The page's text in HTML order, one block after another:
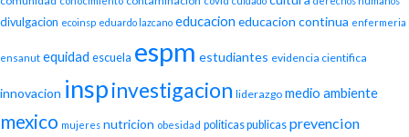
divulgacion ecoinsp eduardo lazcano educacion educacion continua enfermeria
ensanut equidad escuela espm estudiantes evidencia cientifica
innovacion inspinvestigacion liderazgo medio ambiente
mexico mujeres nutricion obesidad politicas publicas prevencion